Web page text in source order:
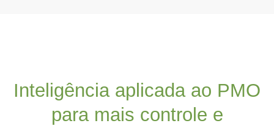
Inteligência aplicada ao PMO
para mais controle e